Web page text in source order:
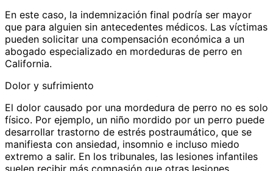
En este caso, la indemnización final podría ser mayor
que para alguien sin antecedentes médicos. Las víctimas
pueden solicitar una compensación económica a un
abogado especializado en mordeduras de perro en
California.
Dolor y sufrimiento
El dolor causado por una mordedura de perro no es solo
físico. Por ejemplo, un niño mordido por un perro puede
desarrollar trastorno de estrés postraumático, que se
manifiesta con ansiedad, insomnio e incluso miedo
extremo a salir. En los tribunales, las lesiones infantiles